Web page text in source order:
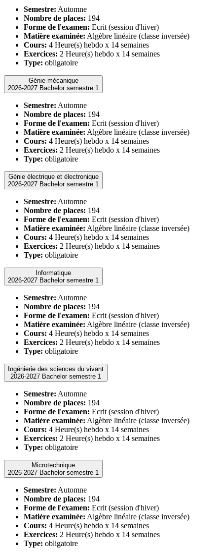
Semestre: Automne
Nombre de places: 194
Forme de l'examen: Ecrit (session d'hiver)
Matière examinée: Algèbre linéaire (classe inversée)
Cours: 4 Heure(s) hebdo x 14 semaines
Exercices: 2 Heure(s) hebdo x 14 semaines
Type: obligatoire
Génie mécanique
2026-2027 Bachelor semestre 1
Semestre: Automne
Nombre de places: 194
Forme de l'examen: Ecrit (session d'hiver)
Matière examinée: Algèbre linéaire (classe inversée)
Cours: 4 Heure(s) hebdo x 14 semaines
Exercices: 2 Heure(s) hebdo x 14 semaines
Type: obligatoire
Génie électrique et électronique
2026-2027 Bachelor semestre 1
Semestre: Automne
Nombre de places: 194
Forme de l'examen: Ecrit (session d'hiver)
Matière examinée: Algèbre linéaire (classe inversée)
Cours: 4 Heure(s) hebdo x 14 semaines
Exercices: 2 Heure(s) hebdo x 14 semaines
Type: obligatoire
Informatique
2026-2027 Bachelor semestre 1
Semestre: Automne
Nombre de places: 194
Forme de l'examen: Ecrit (session d'hiver)
Matière examinée: Algèbre linéaire (classe inversée)
Cours: 4 Heure(s) hebdo x 14 semaines
Exercices: 2 Heure(s) hebdo x 14 semaines
Type: obligatoire
Ingénierie des sciences du vivant
2026-2027 Bachelor semestre 1
Semestre: Automne
Nombre de places: 194
Forme de l'examen: Ecrit (session d'hiver)
Matière examinée: Algèbre linéaire (classe inversée)
Cours: 4 Heure(s) hebdo x 14 semaines
Exercices: 2 Heure(s) hebdo x 14 semaines
Type: obligatoire
Microtechnique
2026-2027 Bachelor semestre 1
Semestre: Automne
Nombre de places: 194
Forme de l'examen: Ecrit (session d'hiver)
Matière examinée: Algèbre linéaire (classe inversée)
Cours: 4 Heure(s) hebdo x 14 semaines
Exercices: 2 Heure(s) hebdo x 14 semaines
Type: obligatoire